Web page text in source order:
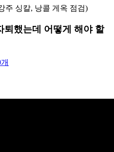
주 싱칼, 낭콜 게옥 점검)
퇴했는데 어떻게 해야 할
개